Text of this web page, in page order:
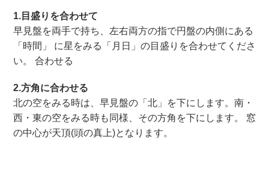
1.目盛りを合わせて
早見盤を両手で持ち、左右両方の指で円盤の内側にある
「時間」 に星をみる「月日」の目盛りを合わせてくださ
い。 合わせる
2.方角に合わせる
北の空をみる時は、早見盤の「北」を下にします。南・
西・東の空をみる時も同様、その方角を下にします。 窓
の中心が天頂(頭の真上)となります。